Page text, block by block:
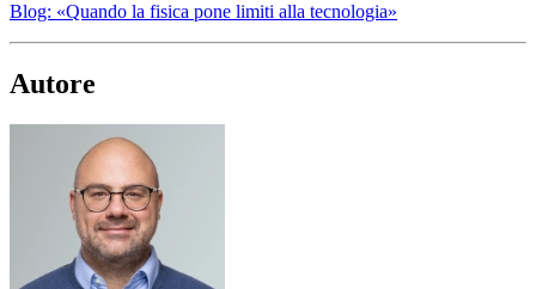
Blog: «Quando la fisica pone limiti alla tecnologia»
Autore